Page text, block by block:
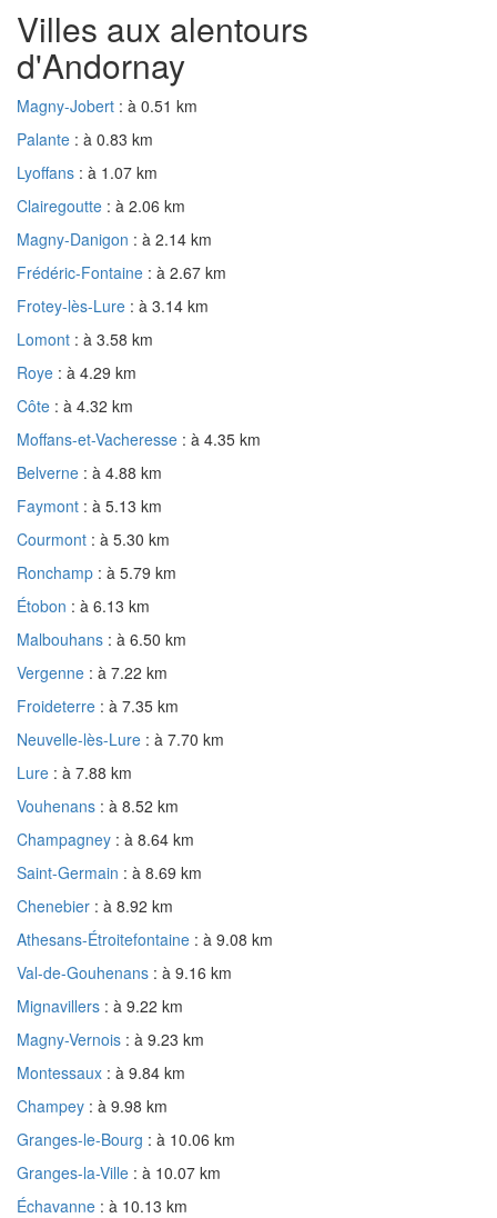
Villes aux alentours
d'Andornay
Magny-Jobert : à 0.51 km
Palante : à 0.83 km
Lyoffans : à 1.07 km
Clairegoutte : à 2.06 km
Magny-Danigon : à 2.14 km
Frédéric-Fontaine : à 2.67 km
Frotey-lès-Lure : à 3.14 km
Lomont : à 3.58 km
Roye : à 4.29 km
Côte : à 4.32 km
Moffans-et-Vacheresse : à 4.35 km
Belverne : à 4.88 km
Faymont : à 5.13 km
Courmont : à 5.30 km
Ronchamp : à 5.79 km
Étobon : à 6.13 km
Malbouhans : à 6.50 km
Vergenne : à 7.22 km
Froideterre : à 7.35 km
Neuvelle-lès-Lure : à 7.70 km
Lure : à 7.88 km
Vouhenans : à 8.52 km
Champagney : à 8.64 km
Saint-Germain : à 8.69 km
Chenebier : à 8.92 km
Athesans-Étroitefontaine : à 9.08 km
Val-de-Gouhenans : à 9.16 km
Mignavillers : à 9.22 km
Magny-Vernois : à 9.23 km
Montessaux : à 9.84 km
Champey : à 9.98 km
Granges-le-Bourg : à 10.06 km
Granges-la-Ville : à 10.07 km
Échavanne : à 10.13 km